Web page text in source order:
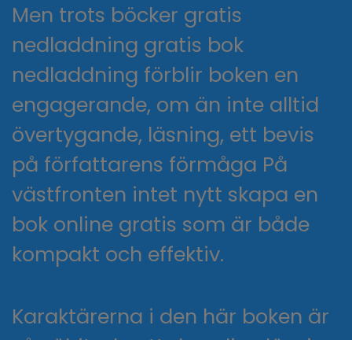
Men trots böcker gratis
nedladdning gratis bok
nedladdning förblir boken en
engagerande, om än inte alltid
övertygande, läsning, ett bevis
på författarens förmåga På
västfronten intet nytt skapa en
bok online gratis som är både
kompakt och effektiv.
Karaktärerna i den här boken är